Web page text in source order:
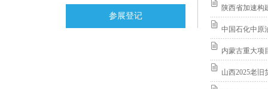
参展登记
陕西省加速构
中国石化中原
内蒙古重大项
山西2025老